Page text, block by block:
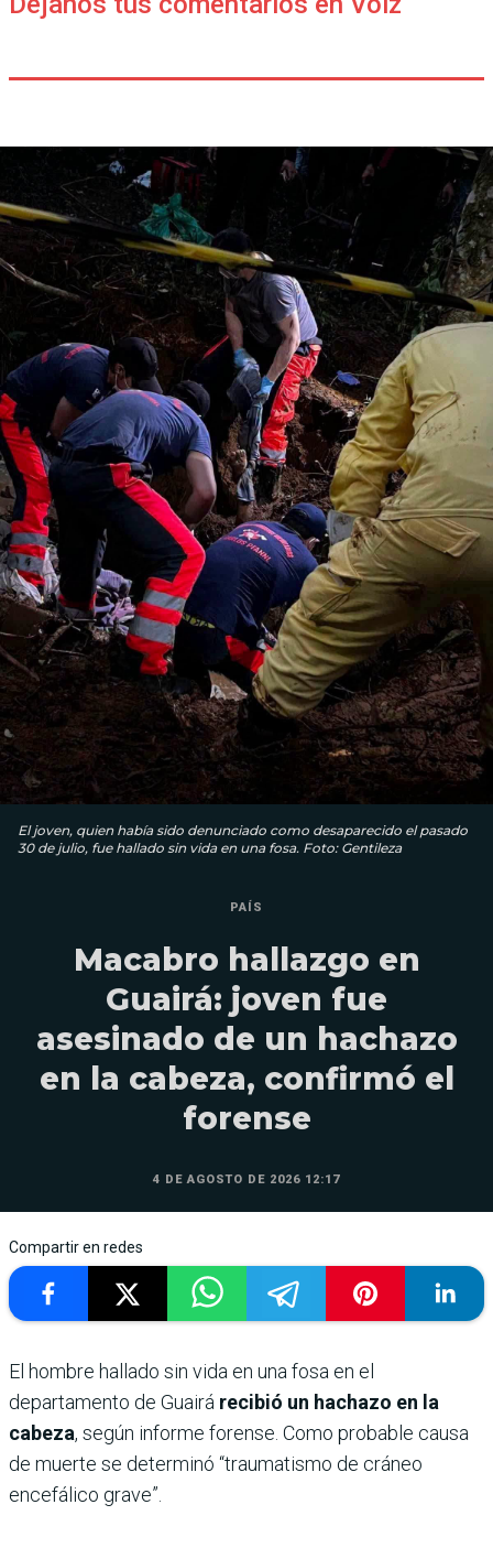
El joven, quien había sido denunciado como desaparecido el pasado
30 de julio, fue hallado sin vida en una fosa. Foto: Gentileza
PAÍS
Macabro hallazgo en
Guairá: joven fue
asesinado de un hachazo
en la cabeza, confirmó el
forense
4 DE AGOSTO DE 2026 12:17
Compartir en redes
El hombre hallado sin vida en una fosa en el
departamento de Guairá recibió un hachazo en la
cabeza, según informe forense. Como probable causa
de muerte se determinó “traumatismo de cráneo
encefálico grave”.